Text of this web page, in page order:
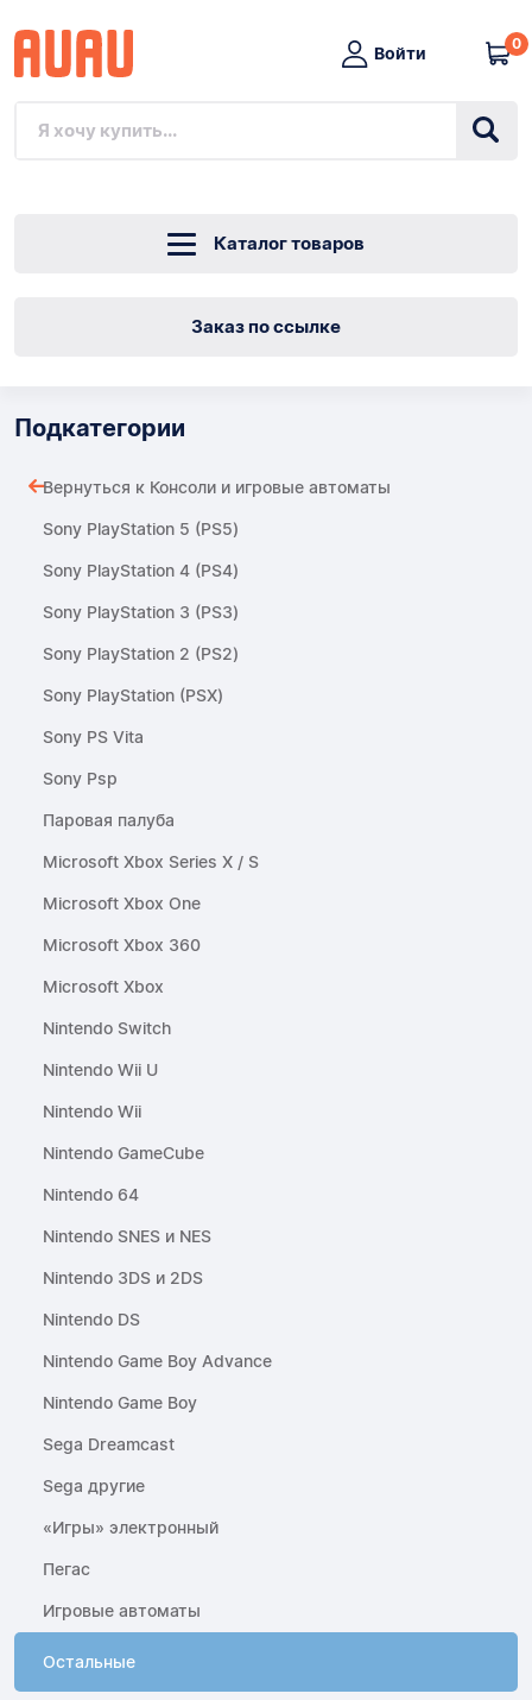
Войти
0
Каталог товаров
Заказ по ссылке
Подкатегории
Вернуться к Консоли и игровые автоматы
Sony PlayStation 5 (PS5)
Sony PlayStation 4 (PS4)
Sony PlayStation 3 (PS3)
Sony PlayStation 2 (PS2)
Sony PlayStation (PSX)
Sony PS Vita
Sony Psp
Паровая палуба
Microsoft Xbox Series X / S
Microsoft Xbox One
Microsoft Xbox 360
Microsoft Xbox
Nintendo Switch
Nintendo Wii U
Nintendo Wii
Nintendo GameCube
Nintendo 64
Nintendo SNES и NES
Nintendo 3DS и 2DS
Nintendo DS
Nintendo Game Boy Advance
Nintendo Game Boy
Sega Dreamcast
Sega другие
«Игры» электронный
Пегас
Игровые автоматы
Остальные